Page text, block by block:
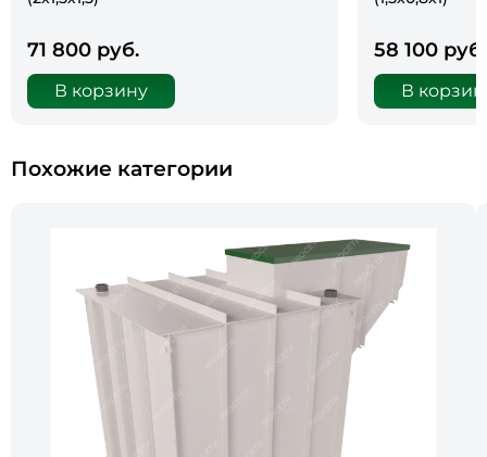
71 800 руб.
В корзину
58 100 руб.
В
Похожие категории